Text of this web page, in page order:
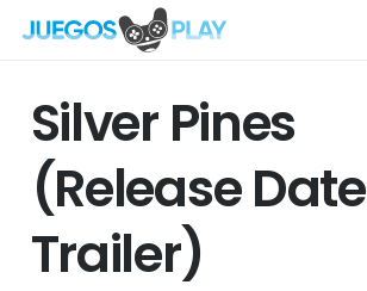
Silver Pines
(Release Date
Trailer)